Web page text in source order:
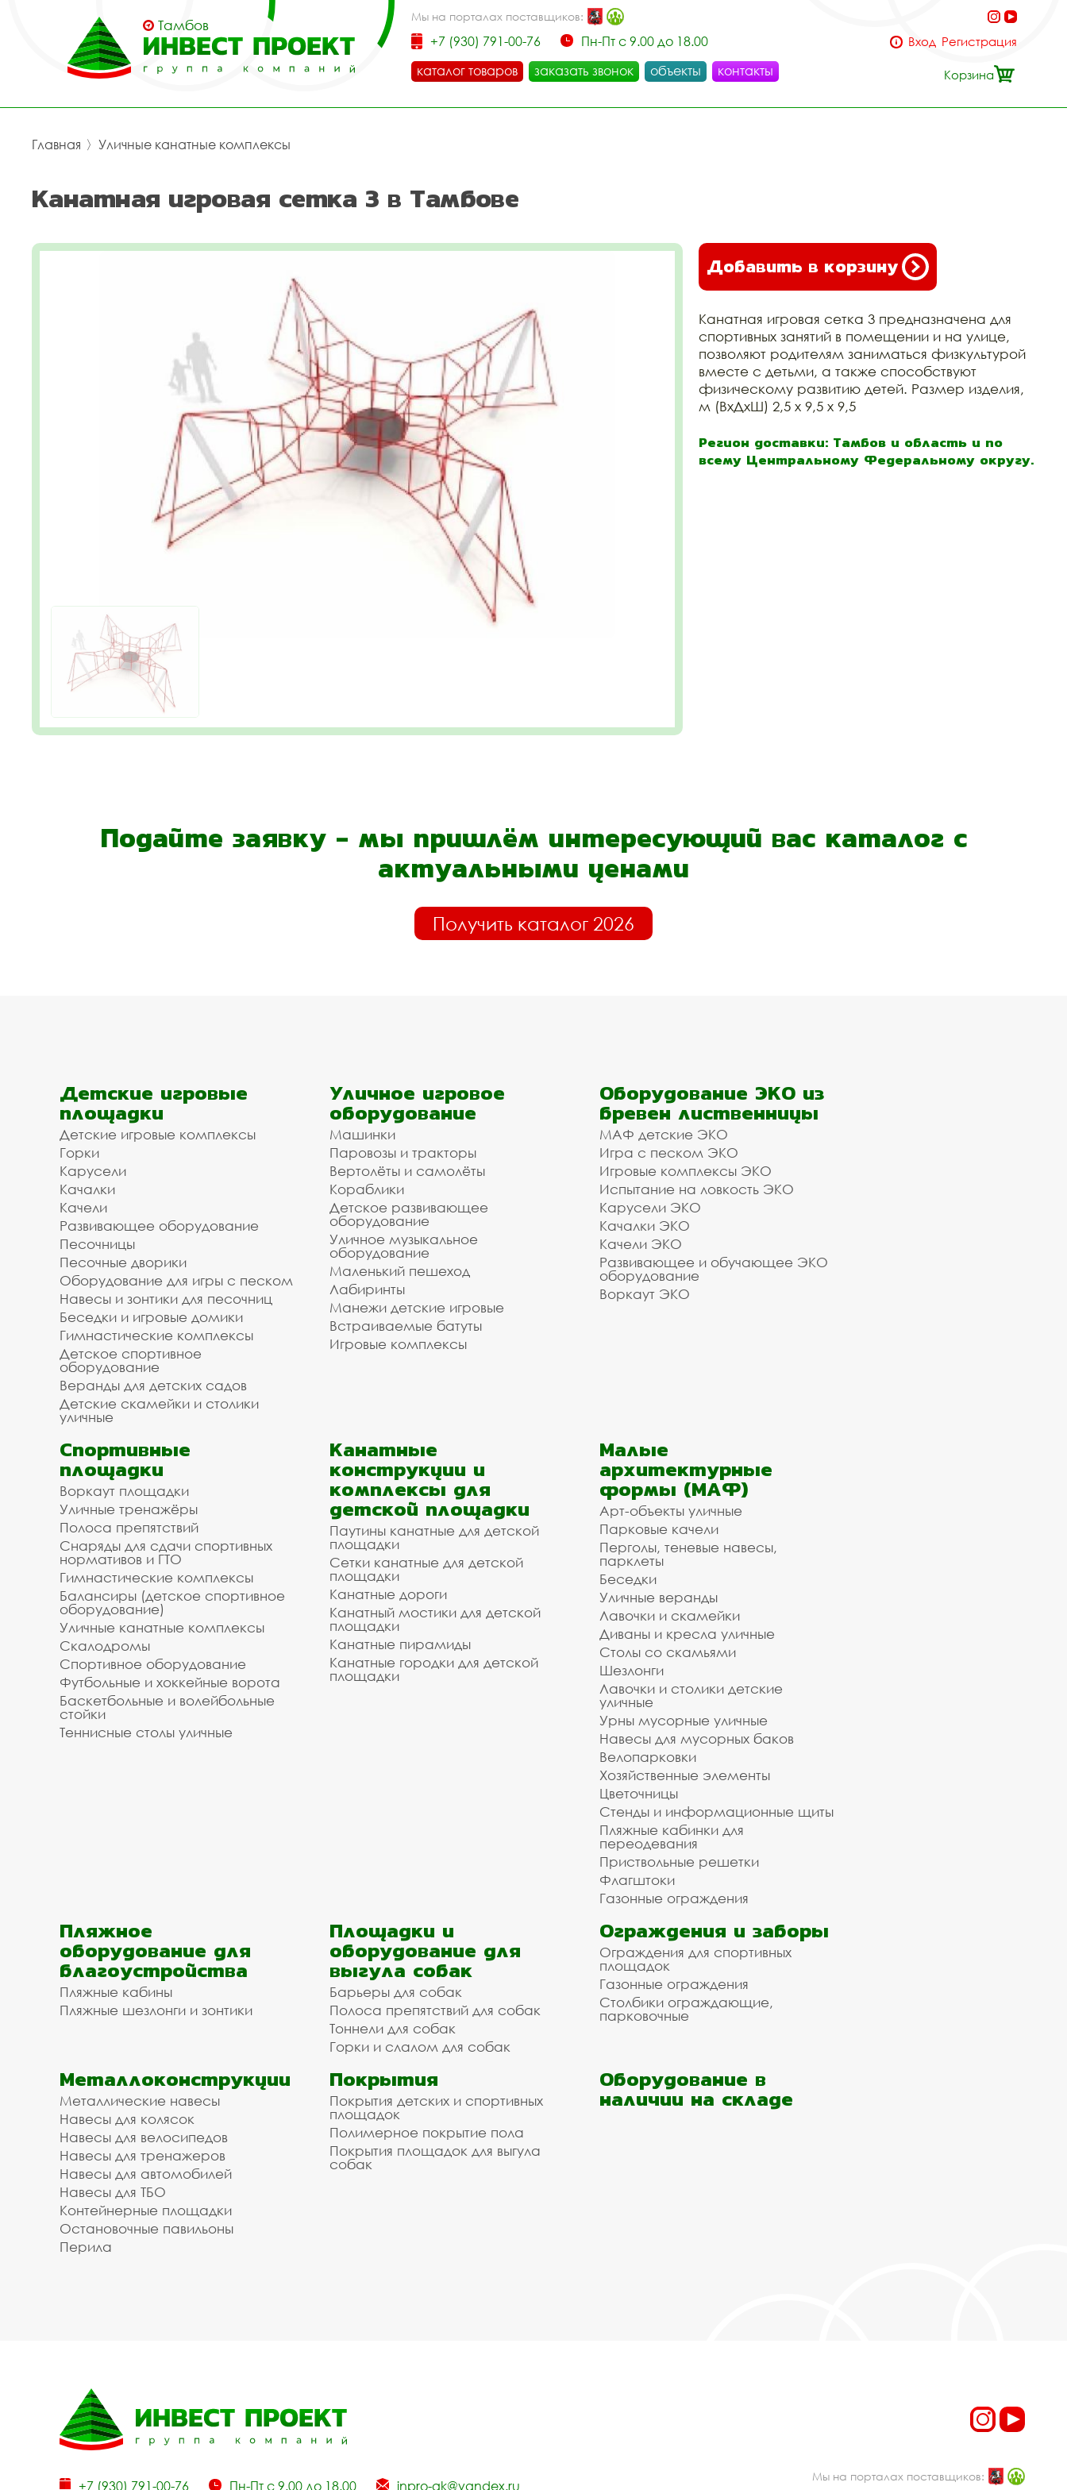
Тамбов
Мы на порталах поставщиков:
+7 (930) 791-00-76
Пн-Пт с 9.00 до 18.00
каталог товаров
заказать звонок объекты контакты
Вход Регистрация
Корзина
Главная 〉 Уличные канатные комплексы
Канатная игровая сетка 3 в Тамбове
Добавить в корзину
Канатная игровая сетка 3 предназначена для
спортивных занятий в помещении и на улице,
позволяют родителям заниматься физкультурой
вместе с детьми, а также способствуют
физическому развитию детей. Размер изделия,
м (ВхДхШ) 2,5 х 9,5 х 9,5
Регион доставки: Тамбов и область и по
всему Центральному Федеральному округу.
Подайте заявку - мы пришлём интересующий вас каталог с
актуальными ценами
Получить каталог 2026
Детские игровые
площадки
Детские игровые комплексы
Горки
Карусели
Качалки
Качели
Развивающее оборудование
Песочницы
Песочные дворики
Оборудование для игры с песком
Навесы и зонтики для песочниц
Беседки и игровые домики
Гимнастические комплексы
Детское спортивное
оборудование
Веранды для детских садов
Детские скамейки и столики
уличные
Уличное игровое
оборудование
Машинки
Паровозы и тракторы
Вертолёты и самолёты
Кораблики
Детское развивающее
оборудование
Уличное музыкальное
оборудование
Маленький пешеход
Лабиринты
Манежи детские игровые
Встраиваемые батуты
Игровые комплексы
Оборудование ЭКО из
бревен лиственницы
МАФ детские ЭКО
Игра с песком ЭКО
Игровые комплексы ЭКО
Испытание на ловкость ЭКО
Карусели ЭКО
Качалки ЭКО
Качели ЭКО
Развивающее и обучающее ЭКО
оборудование
Воркаут ЭКО
Спортивные
площадки
Воркаут площадки
Уличные тренажёры
Полоса препятствий
Снаряды для сдачи спортивных
нормативов и ГТО
Гимнастические комплексы
Балансиры (детское спортивное
оборудование)
Уличные канатные комплексы
Скалодромы
Спортивное оборудование
Футбольные и хоккейные ворота
Баскетбольные и волейбольные
стойки
Теннисные столы уличные
Канатные
конструкции и
комплексы для
детской площадки
Паутины канатные для детской
площадки
Сетки канатные для детской
площадки
Канатные дороги
Канатный мостики для детской
площадки
Канатные пирамиды
Канатные городки для детской
площадки
Малые
архитектурные
формы (МАФ)
Арт-объекты уличные
Парковые качели
Перголы, теневые навесы,
парклеты
Беседки
Уличные веранды
Лавочки и скамейки
Диваны и кресла уличные
Столы со скамьями
Шезлонги
Лавочки и столики детские
уличные
Урны мусорные уличные
Навесы для мусорных баков
Велопарковки
Хозяйственные элементы
Цветочницы
Стенды и информационные щиты
Пляжные кабинки для
переодевания
Приствольные решетки
Флагштоки
Газонные ограждения
Пляжное
оборудование для
благоустройства
Пляжные кабины
Пляжные шезлонги и зонтики
Площадки и
оборудование для
выгула собак
Барьеры для собак
Полоса препятствий для собак
Тоннели для собак
Горки и слалом для собак
Ограждения и заборы
Ограждения для спортивных
площадок
Газонные ограждения
Столбики ограждающие,
парковочные
Металлоконструкции
Металлические навесы
Навесы для колясок
Навесы для велосипедов
Навесы для тренажеров
Навесы для автомобилей
Навесы для ТБО
Контейнерные площадки
Остановочные павильоны
Перила
Покрытия
Покрытия детских и спортивных
площадок
Полимерное покрытие пола
Покрытия площадок для выгула
собак
Оборудование в
наличии на складе
+7 (930) 791-00-76 Пн-Пт с 9.00 до 18.00 inpro-gk@yandex.ru
Мы на порталах поставщиков: